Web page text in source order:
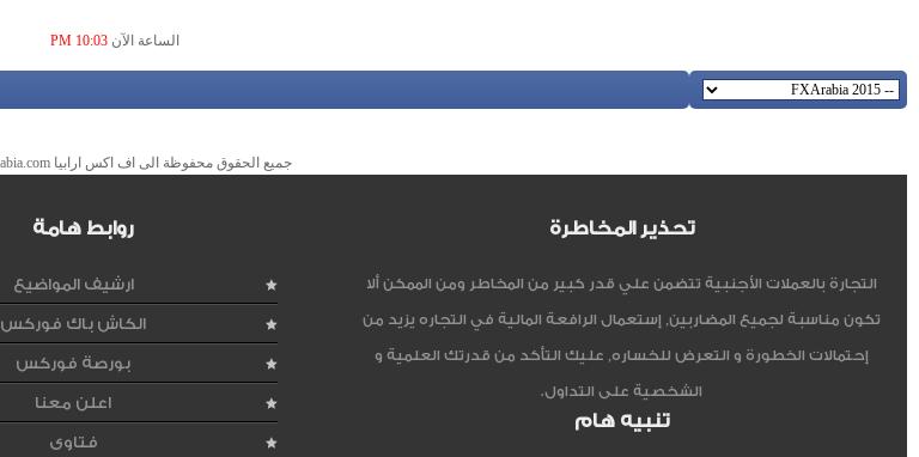
الساعة الآن 10:03 PM
جميع الحقوق محفوظة الى اف اكس ارابيا www.fx-arabia.com
تحذير المخاطرة
التجارة بالعملات الأجنبية تتضمن علي قدر كبير من المخاطر ومن الممكن ألا
تكون مناسبة لجميع المضاربين, إستعمال الرافعة المالية في التجاره يزيد من
إحتمالات الخطورة و التعرض للخساره, عليك التأكد من قدرتك العلمية و
الشخصية على التداول.
تنبيه هام
روابط هامة
ارشيف المواضيع
الكاش باك فوركس
بورصة فوركس
اعلن معنا
فتاوى